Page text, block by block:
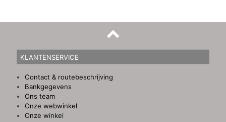
KLANTENSERVICE
Contact & routebeschrijving
Bankgegevens
Ons team
Onze webwinkel
Onze winkel